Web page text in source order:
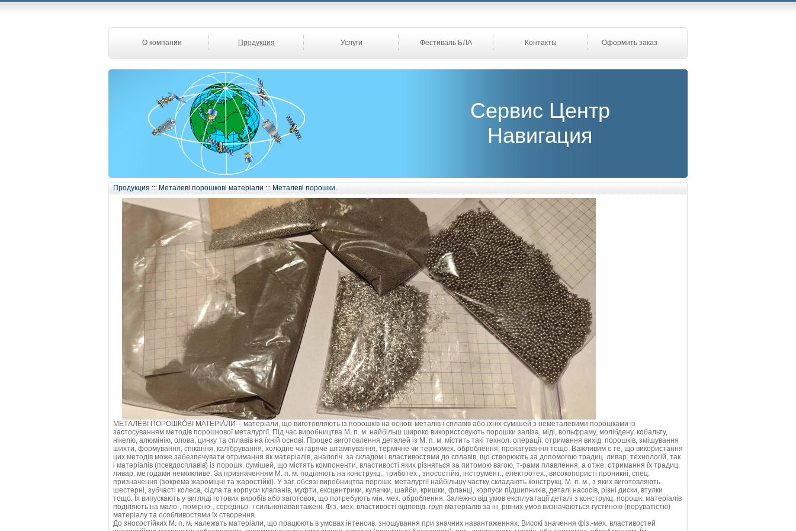
О компании Продукция Услуги Фестиваль БЛА Контакты Оформить заказ
Сервис Центр
Навигация
Продукция ::: Металеві порошкові матеріали ::: Металеві порошки.
МЕТАЛЕ́ВІ ПОРОШКО́ВІ МАТЕРІА́ЛИ – матеріали, що виготовляють із порошків на основі металів і сплавів або їхніх сумішей з неметалевими порошками із
застосуванням методів порошкової металургії. Під час виробництва М. п. м. найбільш широко використовують порошки заліза, міді, вольфраму, молібдену, кобальту,
нікелю, алюмінію, олова, цинку та сплавів на їхній основі. Процес виготовлення деталей із М. п. м. містить такі технол. операції: отримання вихід. порошків, змішування
шихти, формування, спікання, калібрування, холодне чи гаряче штампування, термічне чи термомех. оброблення, прокатування тощо. Важливим є те, що використання
цих методів може забезпечувати отримання як матеріалів, аналогіч. за складом і властивостями до сплавів, що створюють за допомогою традиц. ливар. технологій, так
і матеріалів (псевдосплавів) із порошк. сумішей, що містять компоненти, властивості яких різняться за питомою вагою, т-рами плавлення, а отже, отримання їх традиц.
ливар. методами неможливе. За призначенням М. п. м. поділяють на конструкц., триботех., зносостійкі, інструмент., електротех., високопористі проникні, спец.
призначення (зокрема жароміцні та жаростійкі). У заг. обсязі виробництва порошк. металургії найбільшу частку складають конструкц. М. п. м., з яких виготовляють
шестерні, зубчасті колеса, сідла та корпуси клапанів, муфти, ексцентрики, кулачки, шайби, кришки, фланці, корпуси підшипників, деталі насосів, різні диски, втулки
тощо. Їх випускають у вигляді готових виробів або заготовок, що потребують мін. мех. оброблення. Залежно від умов експлуатації деталі з конструкц. порошк. матеріалів
поділяють на мало-, помірно-, середньо- і сильнонавантажені. Фіз.-мех. властивості відповід. груп матеріалів за ін. рівних умов визначаються густиною (поруватістю)
матеріалу та особливостями їх створення.
До зносостійких М. п. м. належать матеріали, що працюють в умовах інтенсив. зношування при значних навантаженнях. Високі значення фіз.-мех. властивостей